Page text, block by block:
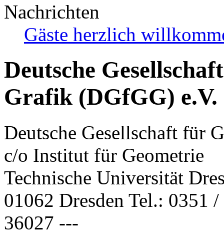
Nachrichten
Gäste herzlich
Deutsche
Grafik (DGfGG) e.V.
Deutsche Gesellschaft für
c/o Institut für Geometrie
Technische Universität
01062 Dresden Tel.: 0351
36027 ---